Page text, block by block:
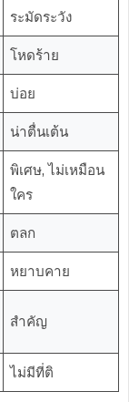
ระมัดระวัง
โหดร้าย
บ่อย
น่าตื่นเต้น
พิเศษ, ไม่เหมือน
ใคร
ตลก
หยาบคาย
สำคัญ
ไม่มีที่ติ